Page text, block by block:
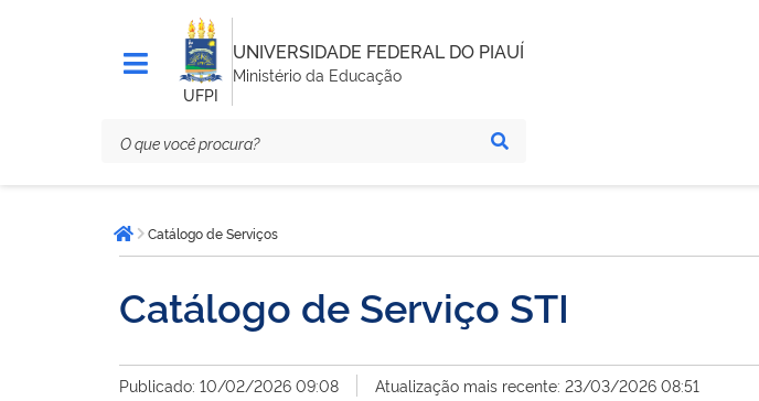
UFPI
UNIVERSIDADE FEDERAL DO PIAUÍ
Ministério da Educação
está
aqui:Página inicial
Catálogo de Serviços
Catálogo de Serviço STI
Publicado: 10/02/2026 09:08 Atualização mais recente: 23/03/2026 08:51